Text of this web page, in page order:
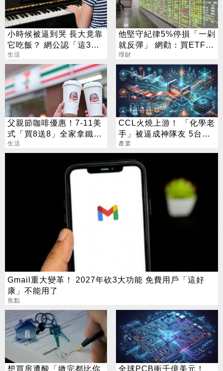
小時候被逼到哭 長大竟靠
它吃飯？ 網公認「這3
招」最划算
生活
他堅守紀律5%停損「一剁
就反彈」 網勸：買ETF刪
App
理財
父親節咖啡優惠！7-11美
式「買8送8」全家拿鐵2
杯85元
生活
CCL火燒上游！ 「化學老
手」被逼成神隊友 5台廠
默默發財
產業
Gmail重大變革！ 2027年砍3大功能 免費用戶「這好
康」不能用了
焦點
想買房遭酸「繳完都比你 全球PCB衝千億美元！